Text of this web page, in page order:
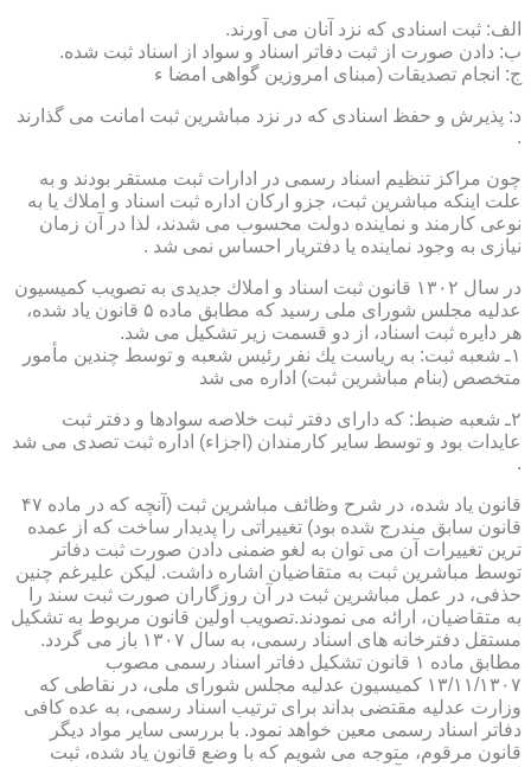
الف: ثبت اسنادی كه نزد آنان می آورند.
ب: دادن صورت از ثبت دفاتر اسناد و سواد از اسناد ثبت شده.
ج: انجام تصدیقات (مبنای امروزین گواهی امضا ء
د: پذیرش و حفظ اسنادی كه در نزد مباشرین ثبت امانت می گذارند
.
چون مراكز تنظیم اسناد رسمی در ادارات ثبت مستقر بودند و به
علت اینكه مباشرین ثبت، جزو اركان اداره ثبت اسناد و املاك یا به
نوعی كارمند و نماینده دولت محسوب می شدند، لذا در آن زمان
نیازی به وجود نماینده یا دفتریار احساس نمی شد .
در سال ۱۳۰۲ قانون ثبت اسناد و املاك جدیدی به تصویب كمیسیون
عدلیه مجلس شورای ملی رسید كه مطابق ماده ۵ قانون یاد شده،
هر دایره ثبت اسناد، از دو قسمت زیر تشكیل می شد.
۱ـ شعبه ثبت: به ریاست یك نفر رئیس شعبه و توسط چندین مأمور
متخصص (بنام مباشرین ثبت) اداره می شد
۲ـ شعبه ضبط: كه دارای دفتر ثبت خلاصه سوادها و دفتر ثبت
عایدات بود و توسط سایر كارمندان (اجزاء) اداره ثبت تصدی می شد
.
قانون یاد شده، در شرح وظائف مباشرین ثبت (آنچه كه در ماده ۴۷
قانون سابق مندرج شده بود) تغییراتی را پدیدار ساخت كه از عمده
ترین تغییرات آن می توان به لغو ضمنی دادن صورت ثبت دفاتر
توسط مباشرین ثبت به متقاضیان اشاره داشت. لیكن علیرغم چنین
حذفی، در عمل مباشرین ثبت در آن روزگاران صورت ثبت سند را
به متقاضیان، ارائه می نمودند.تصویب اولین قانون مربوط به تشكیل
مستقل دفترخانه های اسناد رسمی، به سال ۱۳۰۷ باز می گردد.
مطابق ماده ۱ قانون تشكیل دفاتر اسناد رسمی مصوب
۱۳/۱۱/۱۳۰۷ كمیسیون عدلیه مجلس شورای ملی، در نقاطی كه
وزارت عدلیه مقتضی بداند برای ترتیب اسناد رسمی، به عده كافی
دفاتر اسناد رسمی معین خواهد نمود. با بررسی سایر مواد دیگر
قانون مرقوم، متوجه می شویم كه با وضع قانون یاد شده، ثبت